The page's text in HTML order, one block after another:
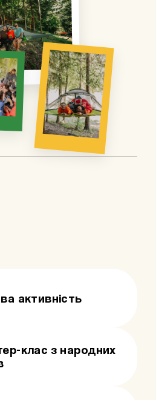
насолоду
долають
або
ділянками річки з
Така активність
для новачків, так і
даруючи
відчуття
свіжому повітрі.
активність
у таборі.
що ти
клас з народних